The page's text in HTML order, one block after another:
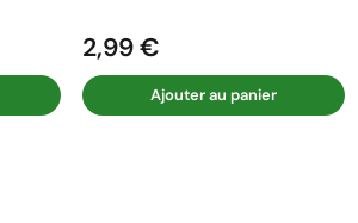
Prix
2,99 €
Ajouter au panier